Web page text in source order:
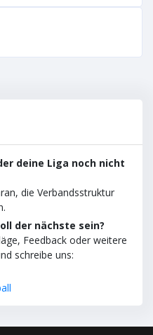
deine Liga noch nicht
die Verbandsstruktur
der nächste sein?
Feedback oder weitere
schreibe uns: